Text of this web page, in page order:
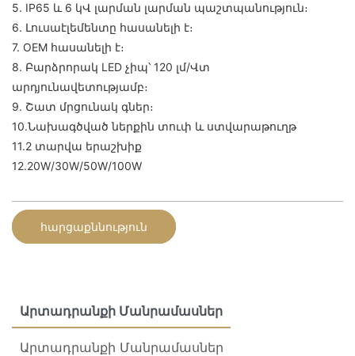
5. IP65 և 6 կՎ լարման լարման պաշտպանություն։
6. Լուսաէլեմենտը հասանելի է։
7. OEM հասանելի է։
8. Բարձրորակ LED չիպ՝ 120 լմ/Վտ
արդյունավետությամբ։
9. Շատ մրցունակ գներ։
10.Նախագծված ներքին տուփ և ստվարաթուղթ
11.2 տարվա երաշխիք
12.20W/30W/50W/100W
հարցաքննություն
Արտադրանքի Մանրամասներ
Արտադրանքի Մանրամասներ